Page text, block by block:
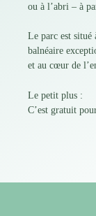
ou à l’abri – à
Le parc est
balnéaire
et au cœur de
Le petit plus :
C’est gratuit